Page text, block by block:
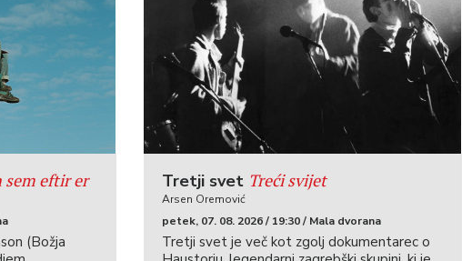
sem eftir er
(Božja
Tretji svet Treći svijet
Arsen Oremović
petek, 07. 08. 2026 / 19:30 / Mala dvorana
Tretji svet je več kot zgolj dokumentarec o